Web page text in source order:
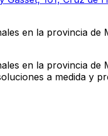
en la provincia
en la provincia
a medida y